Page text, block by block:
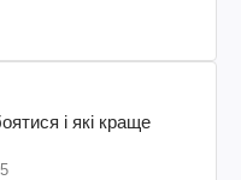
і які краще